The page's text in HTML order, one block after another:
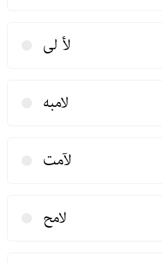
لأ لی
لامبه
لآمت
لامح